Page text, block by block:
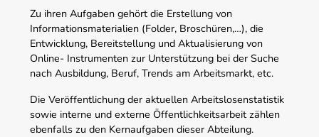
Zu ihren Aufgaben gehört die Erstellung von
Informationsmaterialien (Folder, Broschüren,…), die
Entwicklung, Bereitstellung und Aktualisierung von
Online- Instrumenten zur Unterstützung bei der Suche
nach Ausbildung, Beruf, Trends am Arbeitsmarkt, etc.
Die Veröffentlichung der aktuellen Arbeitslosenstatistik
sowie interne und externe Öffentlichkeitsarbeit zählen
ebenfalls zu den Kernaufgaben dieser Abteilung.